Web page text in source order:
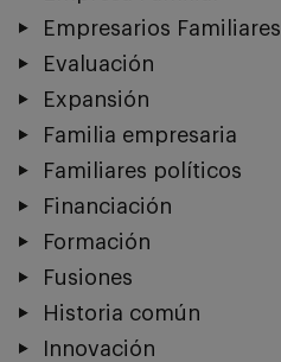
Empresarios Familiares
Evaluación
Expansión
Familia empresaria
Familiares políticos
Financiación
Formación
Fusiones
Historia común
Innovación